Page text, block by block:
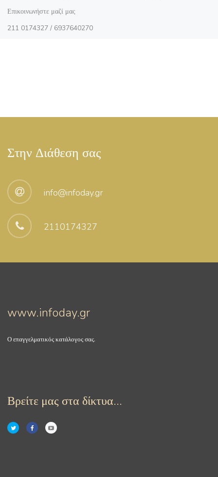
Επικοινωνήστε μαζί μας
211 0174327 / 6937640270
Στην Διάθεση σας
info@infoday.gr
2110174327
www.infoday.gr
Ο επαγγελματικός κατάλογος σας.
Βρείτε μας στα δίκτυα...